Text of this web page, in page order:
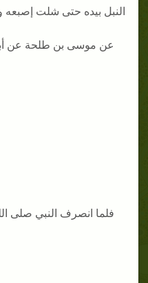
النبل بيده حتى شلت إصبعه
عن موسى بن طلحة عن
فلما انصرف النبي صلى